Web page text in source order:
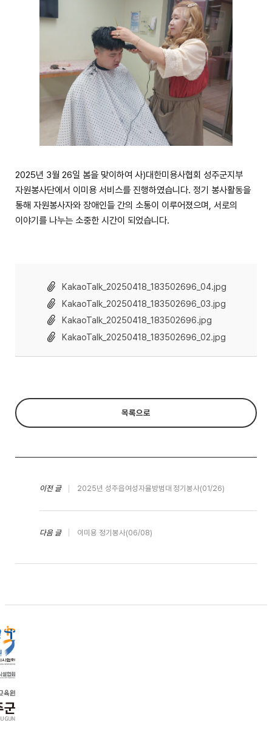
2025년 3월 26일 봄을 맞이하여 사)대한미용사협회 성주군지부
자원봉사단에서 이미용 서비스를 진행하였습니다. 정기 봉사활동을
통해 자원봉사자와 장애인들 간의 소통이 이루어졌으며, 서로의
이야기를 나누는 소중한 시간이 되었습니다.
KakaoTalk_20250418_183502696_04.jpg
KakaoTalk_20250418_183502696_03.jpg
KakaoTalk_20250418_183502696.jpg
KakaoTalk_20250418_183502696_02.jpg
목록으로
이전 글 2025년 성주읍여성자율방범대 정기봉사(01/26)
다음 글 이미용 정기봉사(06/08)